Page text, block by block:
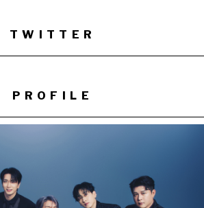
TWITTER
PROFILE